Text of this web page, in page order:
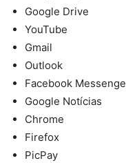
Google Drive
YouTube
Gmail
Outlook
Facebook
Google Notícias
Chrome
Firefox
PicPay